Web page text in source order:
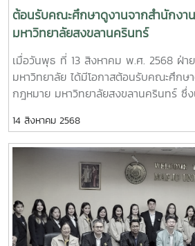
กำกับการดำเนินงานของหน่วยงานขับเคลื่
มหาวิทยาลัย ให้เป็นไปตามเกณฑ์การประเ
คัดเลือกกลุ่มเป้าหมายผู้ตอบแบบประเมิน
คะแนน IITและEITปัญหาและอุปสรรคในก
มหาวิทยาลัย และแนวทางการแก้ไขจากการ
กล่าว ฝ่ายกฎหมาย สำนักงานมหาวิทยาลั
ความเชื่อมั่นเป็นอย่างยิ่งว่า การได้มีโอก
ปฏิบัติที่ดี(best practiceจากมหาวิทยาลั
ประเมิน ITA ที่โดดเด่น จะก่อให้เกิดประโ
วิทยาลัยแม่โจ้ ในการเตรียมความพร้อมเข้
คุณธรรมและความโปร่งใสในการดำเนิน
(ITA) ประจำปีงบประมาณ พ.ศ. 2569รว
ค่าคะแนนการประเมินฯ นอกจากนั้น ยังจ
ต้อนรับคณะศึกษาดูงานจากสำนักงา
มหาวิทยาลัยสงขลานครินทร์
เมื่อวันพุธ ที่ 13 สิงหาคม พ.ศ. 2568 ฝ่า
มหาวิทยาลัย ได้มีโอกาสต้อนรับคณะศึกษ
กฎหมาย มหาวิทยาลัยสงขลานครินทร์ ซึ่
กฎหมาย และนายกิตติ บริสุทธิ์ ผู้อำนวยก
พร้อมด้วยบุคลากรในสังกัดสำนักงานก
ในส่วนของมหาวิทยาลัยแม่โจ้ ได้รับเกีย
ดร.เกรียงศักดิ์ ศรีเงินยวง รองอธิการบ
กล่าวต้อนรับคณะศึกษาดูงาน หลังจากนั้
นิติกรชำนาญการพิเศษ รักษาการในตำแ
พร้อมด้วยบุคลากรในสังกัด รวมทั้งสิ้น
โครงสร้างการบริหารงานของฝ่ายกฎหมา
14 สิงหาคม 2568